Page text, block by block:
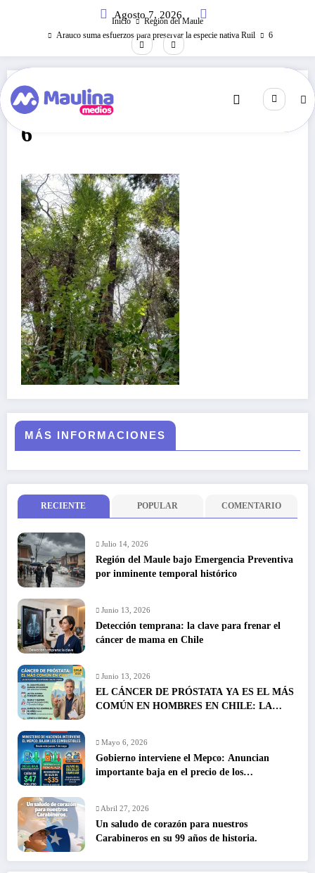
Agosto 7, 2026
Inicio
Región del Maule
Arauco suma esfuerzos para preservar la especie nativa Ruil
6
Agosto 18, 2020
6
MÁS INFORMACIONES
RECIENTE POPULAR COMENTARIO
Julio 14, 2026
Región del Maule bajo Emergencia Preventiva
por inminente temporal histórico
Junio 13, 2026
Detección temprana: la clave para frenar el
cáncer de mama en Chile
Junio 13, 2026
EL CÁNCER DE PRÓSTATA YA ES EL MÁS
COMÚN EN HOMBRES EN CHILE: LA
Mayo 6, 2026
Gobierno interviene el Mepco: Anuncian
importante baja en el precio de los
Abril 27, 2026
Un saludo de corazón para nuestros
Carabineros en su 99 años de historia.